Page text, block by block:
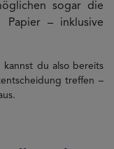
sogar die
Papier – inklusive
kannst du also bereits
treffen –